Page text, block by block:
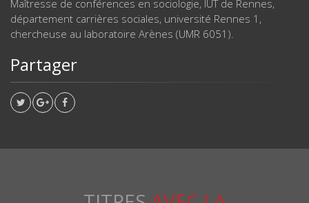
Maîtresse de conférences en sociologie, IUT de Rennes,
département carrières sociales, université Rennes 1,
chercheuse au laboratoire Arènes (UMR 6051).
Partager